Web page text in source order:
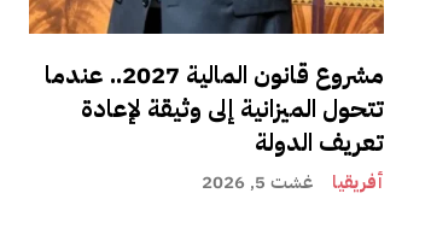
مشروع قانون المالية 2027.. عندما
تتحول الميزانية إلى وثيقة لإعادة
تعريف الدولة
أفريقيا غشت 5, 2026